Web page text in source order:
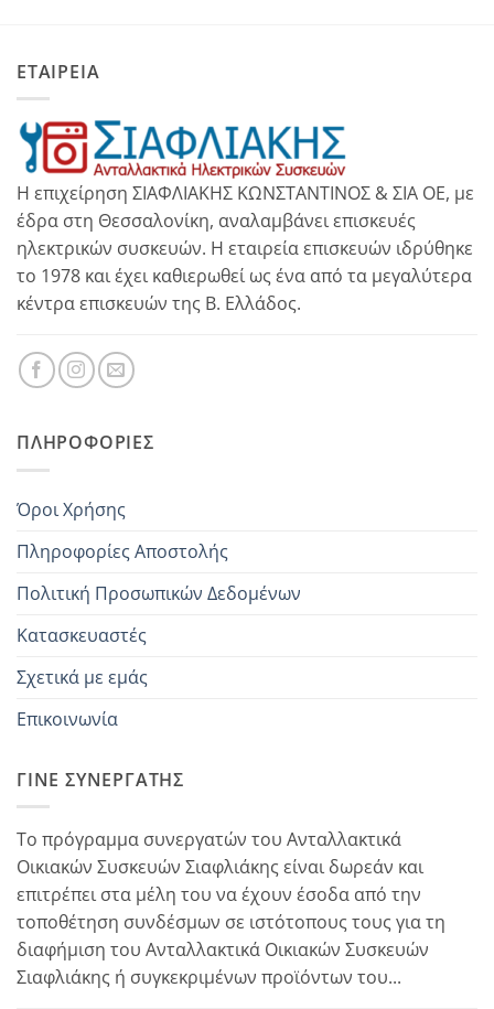
ΕΤΑΙΡΕΙΑ
Η επιχείρηση ΣΙΑΦΛΙΑΚΗΣ ΚΩΝΣΤΑΝΤΙΝΟΣ & ΣΙΑ ΟΕ, με
έδρα στη Θεσσαλονίκη, αναλαμβάνει επισκευές
ηλεκτρικών συσκευών. Η εταιρεία επισκευών ιδρύθηκε
το 1978 και έχει καθιερωθεί ως ένα από τα μεγαλύτερα
κέντρα επισκευών της Β. Ελλάδος.
ΠΛΗΡΟΦΟΡΊΕΣ
Όροι Χρήσης
Πληροφορίες Αποστολής
Πολιτική Προσωπικών Δεδομένων
Κατασκευαστές
Σχετικά με εμάς
Επικοινωνία
ΓΊΝΕ ΣΥΝΕΡΓΆΤΗΣ
Το πρόγραμμα συνεργατών του Ανταλλακτικά
Οικιακών Συσκευών Σιαφλιάκης είναι δωρεάν και
επιτρέπει στα μέλη του να έχουν έσοδα από την
τοποθέτηση συνδέσμων σε ιστότοπους τους για τη
διαφήμιση του Ανταλλακτικά Οικιακών Συσκευών
Σιαφλιάκης ή συγκεκριμένων προϊόντων του...